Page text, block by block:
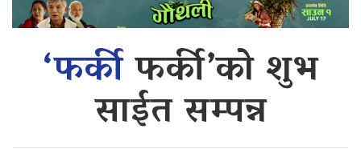
‘फर्कीफर्की’को शुभ
साईत सम्पन्न